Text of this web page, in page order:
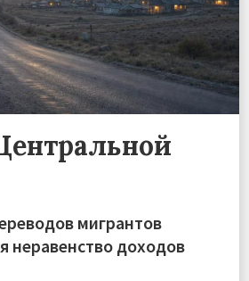
мигрантов
неравенство доходов